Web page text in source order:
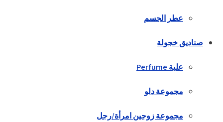
عطر الجسم
صناديق خجولة
علية Perfume
مجموعة دلو
مجموعة زوجين امرأة/رجل